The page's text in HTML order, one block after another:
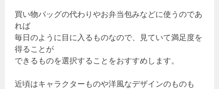
買い物バッグの代わりやお弁当包みなどに使うのであ
れば
毎日のように目に入るものなので、見ていて満足度を
得ることが
できるものを選択することをおすすめします。
近頃はキャラクターものや洋風なデザインのものも